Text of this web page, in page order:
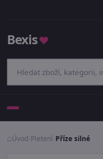
Bexis♥
Úvod Pletení Příze silné